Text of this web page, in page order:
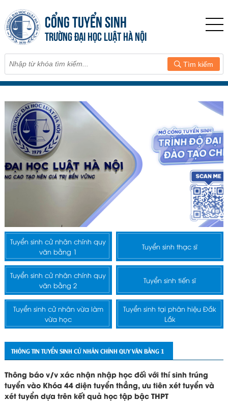
CỔNG TUYỂN SINH
TRƯỜNG ĐẠI HỌC LUẬT HÀ NỘI
Tìm kiếm
Tuyển sinh cử nhân chính quy
văn bằng 1
Tuyển sinh thạc sĩ
Tuyển sinh cử nhân chính quy
văn bằng 2
Tuyển sinh tiến sĩ
Tuyển sinh cử nhân vừa làm
vừa học
Tuyển sinh tại phân hiệu Đắk
Lắk
THÔNG TIN TUYỂN SINH CỬ NHÂN CHÍNH QUY VĂN BẰNG 1
Thông báo v/v xác nhận nhập học đối với thí sinh trúng
tuyển vào Khóa 44 diện tuyển thẳng, ưu tiên xét tuyển và
xét tuyển dựa trên kết quả học tập bậc THPT